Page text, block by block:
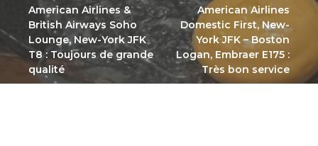
American Airlines &
British Airways Soho
Lounge, New-York JFK
T8 : Toujours de grande
qualité
American Airlines
Domestic First, New-
York JFK – Boston
Logan, Embraer E175 :
Très bon service